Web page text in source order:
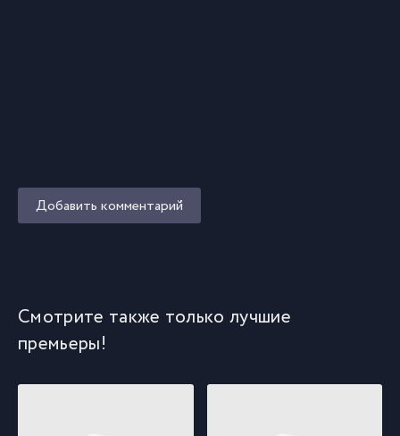
Добавить комментарий
Смотрите также только лучшие
премьеры!